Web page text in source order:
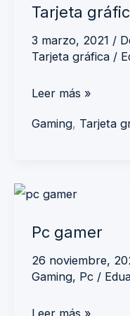
Tarjeta
3 marzo, 2021 /
Tarjeta gráfica/
gráfica
Leer más »
Gaming, Tarjeta
Pc gamer
26 noviembre,
Gaming, Pc/
Pc
Leer más »